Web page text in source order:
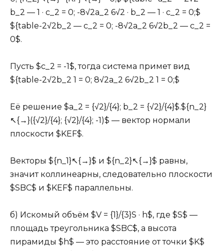
b_2 — 1 · c_2 = 0; -8√2a_2 6√2 · b_2 — 1 · c_2 = 0;$
${table-2√2b_2 — c_2 = 0; -8√2a_2 6√2b_2 — c_2 =
0$.
Пусть $c_2 = -1$, тогда система примет вид
${table-2√2b_2 1 = 0; 8√2a_2 6√2b_2 1 = 0;$
Её решение $a_2 = {√2}/{4}; b_2 = {√2}/{4}$.${n_2}
↖{→}({√2}/{4}; {√2}/{4}; -1)$ — вектор нормали
плоскости $KEF$.
Векторы ${n_1}↖{→}$ и ${n_2}↖{→}$ равны,
значит коллинеарны, следовательно плоскости
$SBC$ и $KEF$ параллельны.
б) Искомый объём $V = {1}/{3}S · h$, где $S$ —
площадь треугольника $SBC$, а высота
пирамиды $h$ — это расстояние от точки $K$